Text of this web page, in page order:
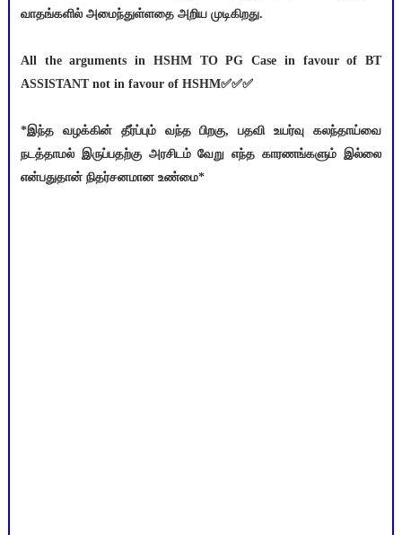
வாதங்களில் அமைந்துள்ளதை அறிய முடிகிறது.
All the arguments in HSHM TO PG Case in favour of BT
ASSISTANT not in favour of HSHM✅✅✅
*இந்த வழக்கின் தீர்ப்பும் வந்த பிறகு, பதவி உயர்வு கலந்தாய்வை
நடத்தாமல் இருப்பதற்கு அரசிடம் வேறு எந்த காரணங்களும் இல்லை
என்பதுதான் நிதர்சனமான உண்மை*